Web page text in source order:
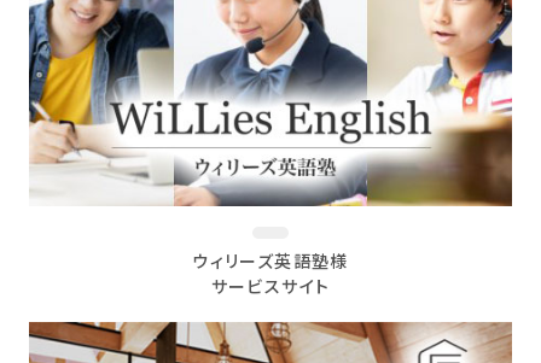
ウィリーズ英語塾様
サービスサイト